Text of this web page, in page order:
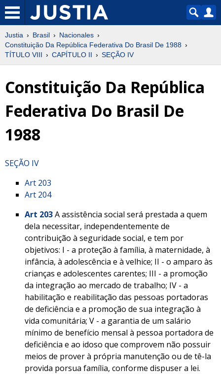
Justia Brasil
Nacionales
Constituição Da República Federativa Do Brasil De 1988
TÍTULO VIII
CAPÍTULO II SEÇÃO IV
Constituição Da República
Federativa Do Brasil De
1988
SEÇÃO IV
Art 203
Art 204
Art 203A assistência social será prestada a quem
dela necessitar, independentemente de
contribuição à seguridade social, e tem por
objetivos: I - a proteção à família, à maternidade, à
infância, à adolescência e à velhice; II - o amparo às
crianças e adolescentes carentes; III - a promoção
da integração ao mercado de trabalho; IV - a
habilitação e reabilitação das pessoas portadoras
de deficiência e a promoção de sua integração à
vida comunitária; V - a garantia de um salário
mínimo de benefício mensal à pessoa portadora de
deficiência e ao idoso que comprovem não possuir
meios de prover à própria manutenção ou de tê-la
provida porsua família, conforme dispuser a lei.